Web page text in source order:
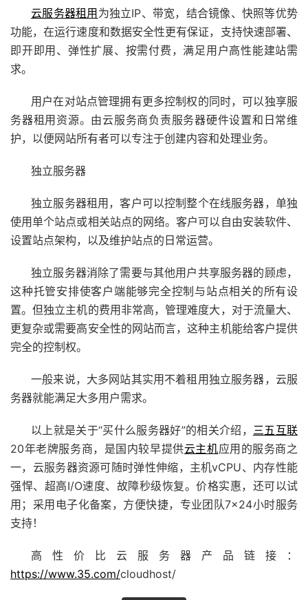
云服务器租用 为独立IP、带宽，结合镜像、快照等优势
功能，在运行速度和数据安全性更有保证，支持快速部署、
即开即用、弹性扩展、按需付费，满足用户高性能建站需
求。
用户在对站点管理拥有更多控制权的同时，可以独享服
务器租用资源。由云服务商负责服务器硬件设置和日常维
护，以便网站所有者可以专注于创建内容和处理业务。
独立服务器
独立服务器租用，客户可以控制整个在线服务器，单独
使用单个站点或相关站点的网络。客户可以自由安装软件、
设置站点架构，以及维护站点的日常运营。
独立服务器消除了需要与其他用户共享服务器的顾虑，
这种托管安排使客户端能够完全控制与站点相关的所有设
置。但独立主机的费用非常高，管理难度大，对于流量大、
更复杂或需要高安全性的网站而言，这种主机能给客户提供
完全的控制权。
一般来说，大多网站其实用不着租用独立服务器，云服
务器就能满足大多用户需求。
以上就是关于“买什么服务器好”的相关介绍， 三五互联
20年老牌服务商，是国内较早提供云主机应用的服务商之
一，云服务器资源可随时弹性伸缩，主机vCPU、内存性能
强悍、超高I/O速度、故障秒级恢复。价格实惠，还可以试
用；采用电子化备案，方便快捷，专业团队7×24小时服务
支持！
高性价比云服务器产品链接：
https://www.35.com/cloudhost/